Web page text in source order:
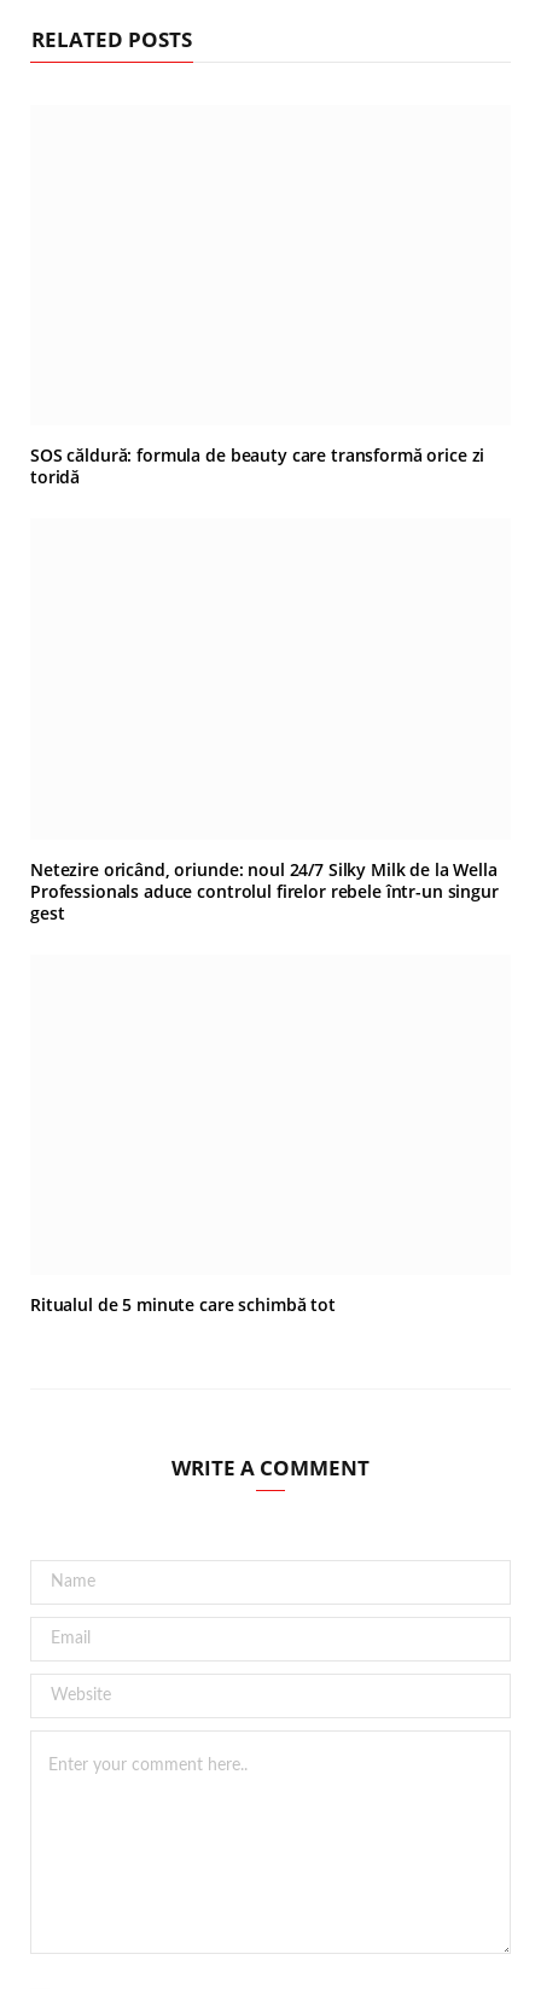
RELATED POSTS
SOS căldură: formula de beauty care transformă orice zi
toridă
Netezire oricând, oriunde: noul 24/7 Silky Milk de la Wella
Professionals aduce controlul firelor rebele într-un singur
gest
Ritualul de 5 minute care schimbă tot
WRITE A COMMENT